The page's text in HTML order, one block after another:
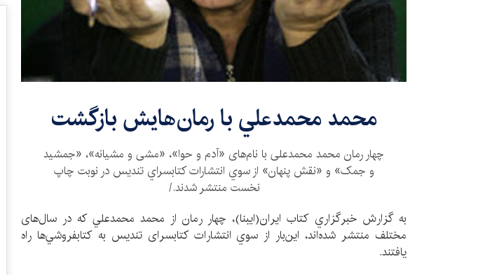
محمد محمدعلي با رمان‌هايش بازگشت
چهار رمان محمد محمدعلی با نام‌های «آدم و حوا»، «مشی و مشیانه»، «جمشید
و جمک» و «نقش پنهان» از سوي انتشارات كتابسراي تنديس در نوبت چاپ
نخست منتشر شدند./
به گزارش خبرگزاري كتاب ايران(ايبنا)، چهار رمان از محمد محمدعلي كه در سال‌های
مختلف منتشر شده‌اند، اين‌بار از سوي انتشارات کتابسرای تندیس به كتابفروشي‌ها راه
یافتند.